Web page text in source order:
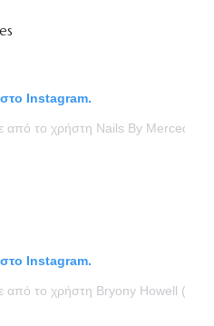
στο Instagram.
από το χρήστη Nails By
στο Instagram.
από το χρήστη Bryony Howell